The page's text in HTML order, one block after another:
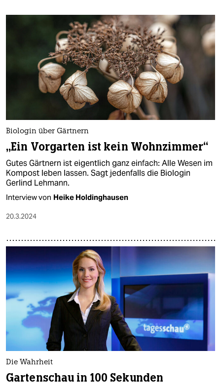
Biologin über Gärtnern
„Ein Vorgarten ist kein Wohnzimmer“
Gutes Gärtnern ist eigentlich ganz einfach: Alle Wesen im
Kompost leben lassen. Sagt jedenfalls die Biologin
Gerlind Lehmann.
Interview von Heike Holdinghausen
20.3.2024
Die Wahrheit
Gartenschau in 100 Sekunden